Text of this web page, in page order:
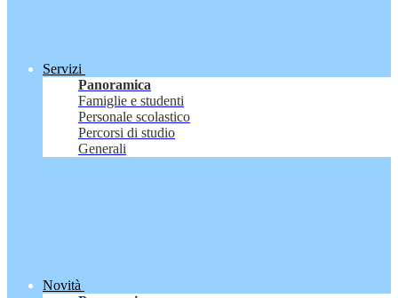
Servizi
Panoramica
Famiglie e studenti
Personale scolastico
Percorsi di studio
Generali
Novità